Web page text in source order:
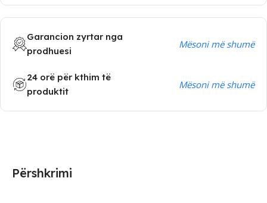
Garancion zyrtar nga
prodhuesi
Mësoni më shumë
24 orë për kthim të
produktit
Mësoni më shumë
Përshkrimi